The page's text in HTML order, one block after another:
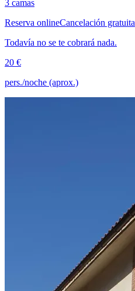
3 camas
Reserva onlineCancelación gratuita
Todavía no se te cobrará nada.
20 €
pers./noche (aprox.)